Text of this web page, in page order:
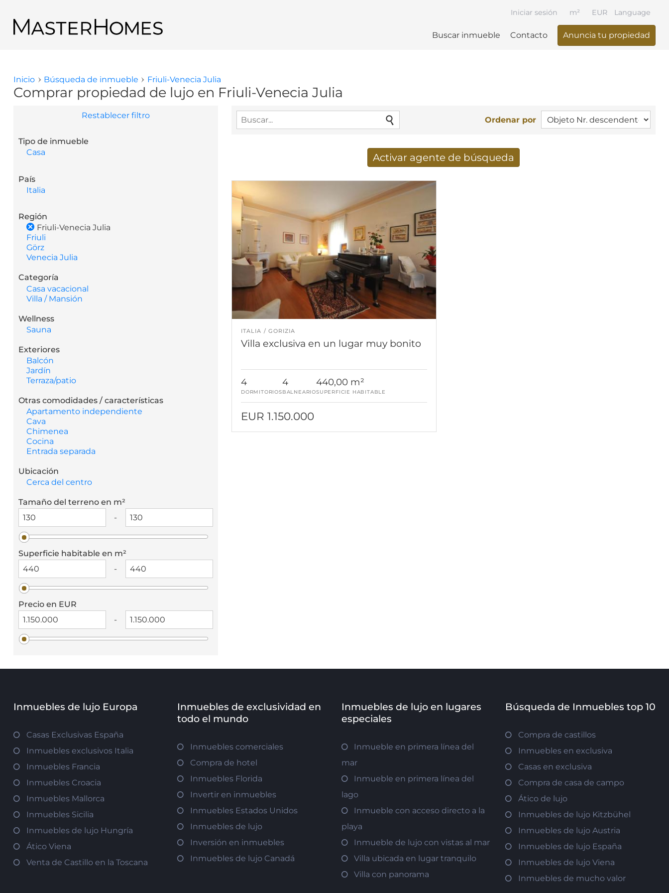
Language
Buscar inmueble Contacto Anuncia tu propiedad
Iniciar sesión EUR
m²
Regresar a los resultados de búsqueda
Usted está aquí
Inicio Búsqueda de inmueble Friuli-Venecia Julia
Comprar propiedad de lujo en Friuli-Venecia Julia
Restablecer filtro
Tipo de inmueble
Casa
País
Italia
Región
Friuli-Venecia Julia
Friuli
Görz
Venecia Julia
Categoría
Casa vacacional
Villa / Mansión
Wellness
Sauna
Exteriores
Balcón
Jardín
Terraza/patio
Otras comodidades / características
Apartamento independiente
Cava
Chimenea
Cocina
Entrada separada
Ubicación
Cerca del centro
Tamaño del terreno en m²
-
Superficie habitable en m²
-
Precio en EUR
-
Ordenar por
Activar agente de búsqueda
Dirección de correo electrónico*
ITALIA GORIZIA
Villa exclusiva en un lugar muy bonito
4
DORMITORIOS
4
BALNEARIO
440,00 m²
SUPERFICIE HABITABLE
EUR 1.150.000
Inmuebles de lujo Europa
Casas Exclusivas España
Inmuebles exclusivos Italia
Inmuebles Francia
Inmuebles Croacia
Inmuebles Mallorca
Inmuebles Sicilia
Inmuebles de lujo Hungría
Ático Viena
Venta de Castillo en la Toscana
Inmuebles de exclusividad en
todo el mundo
Inmuebles comerciales
Compra de hotel
Inmuebles Florida
Invertir en inmuebles
Inmuebles Estados Unidos
Inmuebles de lujo
Inversión en inmuebles
Inmuebles de lujo Canadá
Inmuebles de lujo en lugares
especiales
Inmueble en primera línea del
mar
Inmueble en primera línea del
lago
Inmueble con acceso directo a la
playa
Inmueble de lujo con vistas al mar
Villa ubicada en lugar tranquilo
Villa con panorama
Búsqueda de Inmuebles top 10
Compra de castillos
Inmuebles en exclusiva
Casas en exclusiva
Compra de casa de campo
Ático de lujo
Inmuebles de lujo Kitzbühel
Inmuebles de lujo Austria
Inmuebles de lujo España
Inmuebles de lujo Viena
Inmuebles de mucho valor